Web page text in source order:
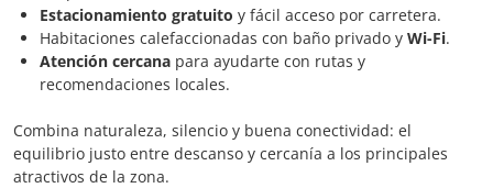
Estacionamiento gratuito y fácil acceso por carretera.
Habitaciones calefaccionadas con baño privado y Wi-Fi.
Atención cercana para ayudarte con rutas y
recomendaciones locales.
Combina naturaleza, silencio y buena conectividad: el
equilibrio justo entre descanso y cercanía a los principales
atractivos de la zona.